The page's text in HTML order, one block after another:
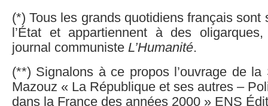
(*) Tous les grands quotidiens français sont
l’État et appartiennent à des
journal communiste L’Humanité.
(**) Signalons à ce propos l’ouvrage de la
Mazouz « La République et ses autres –
dans la France des années 2000 » ENS